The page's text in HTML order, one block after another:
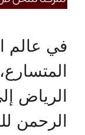
في عالم
الرياض
الرحمن